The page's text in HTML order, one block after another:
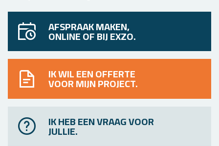
AFSPRAAK MAKEN,
ONLINE OF BIJ EXZO.
IK WIL EEN OFFERTE
VOOR MIJN PROJECT.
IK HEB EEN VRAAG VOOR
JULLIE.